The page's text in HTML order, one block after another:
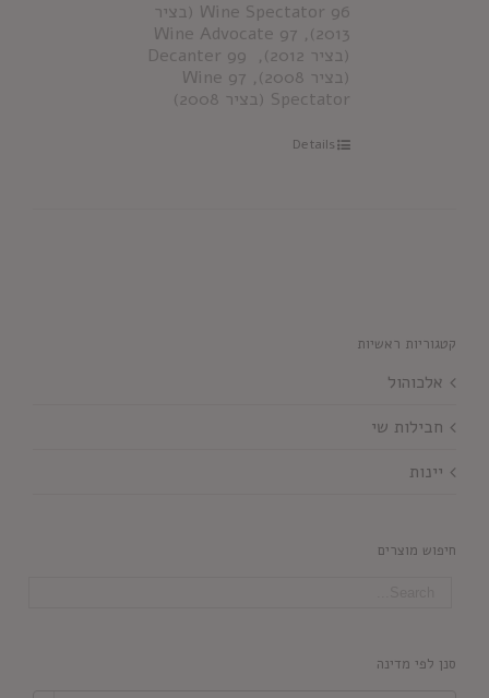
96 Wine Spectator (בציר
2013), 97 Wine Advocate
(בציר 2012), 99 Decanter
(בציר 2008), 97 Wine
Spectator (בציר 2008)
Details
קטגוריות ראשיות
אלכוהול
חבילות שי
יינות
חיפוש מוצרים
סנן לפי מדינה